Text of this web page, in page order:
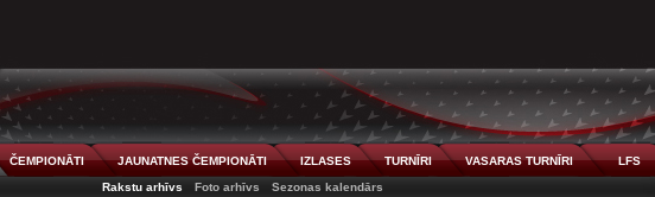
ČEMPIONĀTI JAUNATNES ČEMPIONĀTI IZLASES TURNĪRI VASARAS TURNĪRI LFS
Rakstu arhīvs
Foto arhīvs Sezonas kalendārs